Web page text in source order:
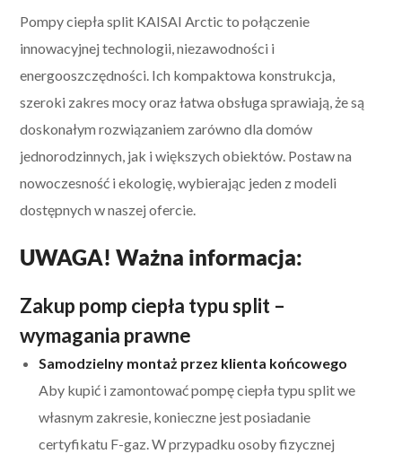
Pompy ciepła split KAISAI Arctic to połączenie
innowacyjnej technologii, niezawodności i
energooszczędności. Ich kompaktowa konstrukcja,
szeroki zakres mocy oraz łatwa obsługa sprawiają, że są
doskonałym rozwiązaniem zarówno dla domów
jednorodzinnych, jak i większych obiektów. Postaw na
nowoczesność i ekologię, wybierając jeden z modeli
dostępnych w naszej ofercie.
UWAGA! Ważna informacja:
Zakup pomp ciepła typu split –
wymagania prawne
Samodzielny montaż przez klienta końcowego
Aby kupić i zamontować pompę ciepła typu split we
własnym zakresie, konieczne jest posiadanie
certyfikatu F-gaz. W przypadku osoby fizycznej